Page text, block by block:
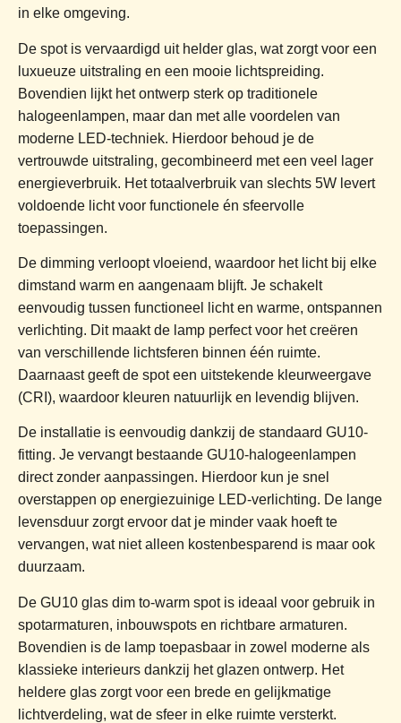
in elke omgeving.
De spot is vervaardigd uit helder glas, wat zorgt voor een
luxueuze uitstraling en een mooie lichtspreiding.
Bovendien lijkt het ontwerp sterk op traditionele
halogeenlampen, maar dan met alle voordelen van
moderne LED-techniek. Hierdoor behoud je de
vertrouwde uitstraling, gecombineerd met een veel lager
energieverbruik. Het totaalverbruik van slechts 5W levert
voldoende licht voor functionele én sfeervolle
toepassingen.
De dimming verloopt vloeiend, waardoor het licht bij elke
dimstand warm en aangenaam blijft. Je schakelt
eenvoudig tussen functioneel licht en warme, ontspannen
verlichting. Dit maakt de lamp perfect voor het creëren
van verschillende lichtsferen binnen één ruimte.
Daarnaast geeft de spot een uitstekende kleurweergave
(CRI), waardoor kleuren natuurlijk en levendig blijven.
De installatie is eenvoudig dankzij de standaard GU10-
fitting. Je vervangt bestaande GU10-halogeenlampen
direct zonder aanpassingen. Hierdoor kun je snel
overstappen op energiezuinige LED-verlichting. De lange
levensduur zorgt ervoor dat je minder vaak hoeft te
vervangen, wat niet alleen kostenbesparend is maar ook
duurzaam.
De GU10 glas dim to-warm spot is ideaal voor gebruik in
spotarmaturen, inbouwspots en richtbare armaturen.
Bovendien is de lamp toepasbaar in zowel moderne als
klassieke interieurs dankzij het glazen ontwerp. Het
heldere glas zorgt voor een brede en gelijkmatige
lichtverdeling, wat de sfeer in elke ruimte versterkt.